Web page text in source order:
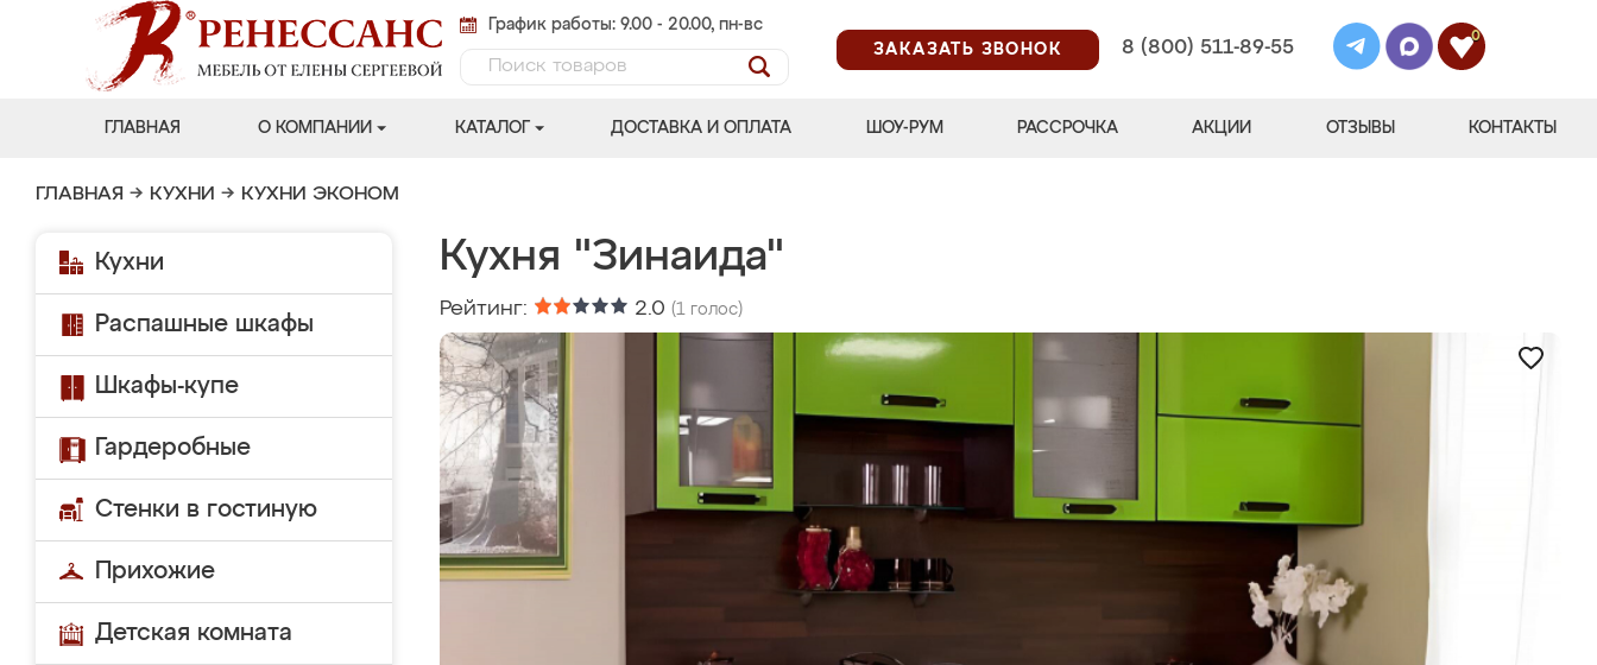
График работы: 9.00 - 20.00, пн-вс
ЗАКАЗАТЬ ЗВОНОК
8 (800) 511-89-55
0
ГЛАВНАЯ О КОМПАНИИ КАТАЛОГ ДОСТАВКА И ОПЛАТА ШОУ-РУМ РАССРОЧКА АКЦИИ ОТЗЫВЫ КОНТАКТЫ
ГЛАВНАЯ → КУХНИ → КУХНИ ЭКОНОМ
Кухни
Распашные шкафы
Шкафы-купе
Гардеробные
Стенки в гостиную
Прихожие
Детская комната
Кухня "Зинаида"
Рейтинг: 2.0 (1 голос)